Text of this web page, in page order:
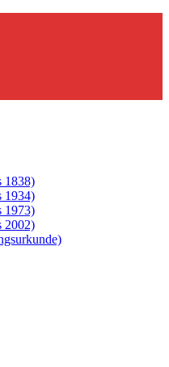
1838)
1934)
1973)
2002)